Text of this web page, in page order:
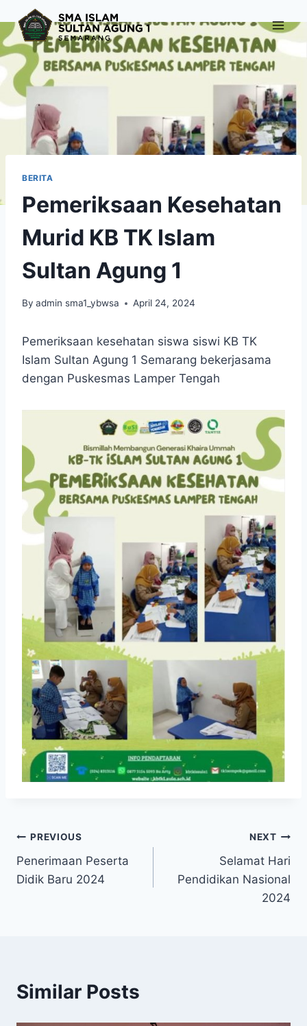
content
BERITA
Pemeriksaan Kesehatan
Murid KB TK Islam
Sultan Agung 1
By admin sma1_ybwsa April 24, 2024
Pemeriksaan kesehatan siswa siswi KB TK
Islam Sultan Agung 1 Semarang bekerjasama
dengan Puskesmas Lamper Tengah
Navigasi
pos
PREVIOUS
Penerimaan Peserta
Didik Baru 2024
NEXT
Selamat Hari
Pendidikan Nasional
2024
Similar Posts